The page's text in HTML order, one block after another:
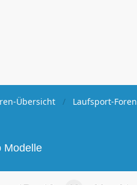
Übersicht Laufsport-Foren
Modelle